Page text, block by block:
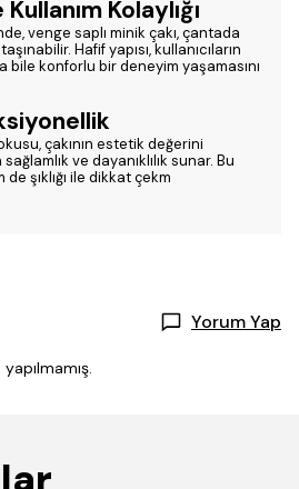
Kolaylığı
venge saplı minik çakı, çantada
Hafif yapısı, kullanıcıların
bile konforlu bir deneyim yaşamasını
çakının estetik değerini
ve dayanıklılık sunar. Bu
şıklığı ile dikkat çekm
Yorum Yap